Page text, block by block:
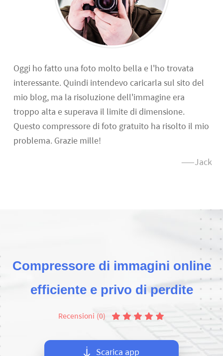
Oggi ho fatto una foto molto bella e l'ho trovata
interessante. Quindi intendevo caricarla sul sito del
mio blog, ma la risoluzione dell'immagine era
troppo alta e superava il limite di dimensione.
Questo compressore di foto gratuito ha risolto il mio
problema. Grazie mille!
——Jack
Compressore di immagini online
efficiente e privo di perdite
Recensioni (0)
Scarica app